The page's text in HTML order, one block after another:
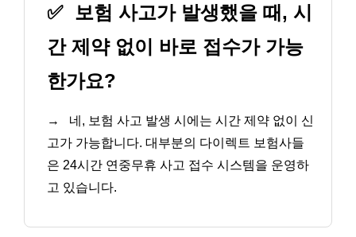
✅ 보험 사고가 발생했을 때, 시
간 제약 없이 바로 접수가 가능
한가요?
→
네, 보험 사고 발생 시에는 시간 제약 없이 신
고가 가능합니다. 대부분의 다이렉트 보험사들
은 24시간 연중무휴 사고 접수 시스템을 운영하
고 있습니다.